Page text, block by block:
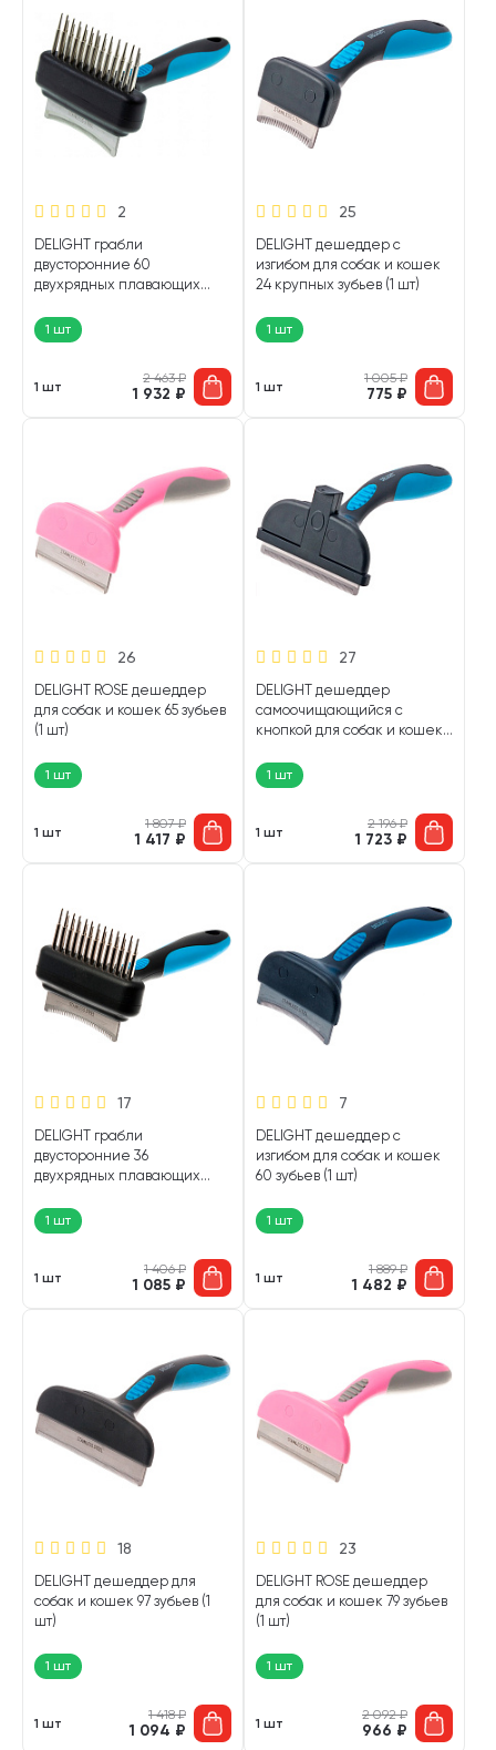
2
DELIGHT грабли
двусторонние 60
двухрядных плавающих
(1 шт)
1 шт
1 шт
2 463₽
1 932 ₽
25
DELIGHT дешеддер с
изгибом для собак и кошек
24 крупных зубьев (1 шт)
1 шт
1 шт
1 005₽
775 ₽
26
DELIGHT ROSE дешеддер
для собак и кошек 65 зубьев
(1 шт)
1 шт
1 шт
1 807₽
1 417 ₽
27
DELIGHT дешеддер
самоочищающийся с
кнопкой для собак и кошек
1 шт
1 шт
2 196₽
1 723 ₽
17
DELIGHT грабли
двусторонние 36
двухрядных плавающих
(1 шт)
1 шт
1 шт
1 406₽
1 085 ₽
7
DELIGHT дешеддер с
изгибом для собак и кошек
60 зубьев (1 шт)
1 шт
1 шт
1 889₽
1 482 ₽
18
DELIGHT дешеддер для
собак и кошек 97 зубьев (1
шт)
1 шт
1 шт
1 418₽
1 094 ₽
23
DELIGHT ROSE дешеддер
для собак и кошек 79 зубьев
(1 шт)
1 шт
1 шт
2 092₽
966 ₽